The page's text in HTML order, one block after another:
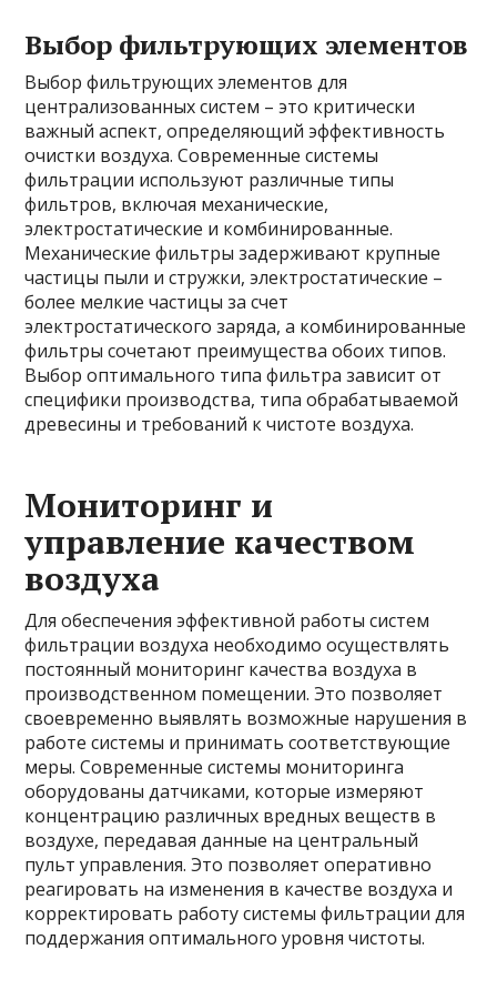
Выбор фильтрующих элементов
Выбор фильтрующих элементов для
централизованных систем – это критически
важный аспект, определяющий эффективность
очистки воздуха. Современные системы
фильтрации используют различные типы
фильтров, включая механические,
электростатические и комбинированные.
Механические фильтры задерживают крупные
частицы пыли и стружки, электростатические –
более мелкие частицы за счет
электростатического заряда, а комбинированные
фильтры сочетают преимущества обоих типов.
Выбор оптимального типа фильтра зависит от
специфики производства, типа обрабатываемой
древесины и требований к чистоте воздуха.
Мониторинг и
управление качеством
воздуха
Для обеспечения эффективной работы систем
фильтрации воздуха необходимо осуществлять
постоянный мониторинг качества воздуха в
производственном помещении. Это позволяет
своевременно выявлять возможные нарушения в
работе системы и принимать соответствующие
меры. Современные системы мониторинга
оборудованы датчиками, которые измеряют
концентрацию различных вредных веществ в
воздухе, передавая данные на центральный
пульт управления. Это позволяет оперативно
реагировать на изменения в качестве воздуха и
корректировать работу системы фильтрации для
поддержания оптимального уровня чистоты.